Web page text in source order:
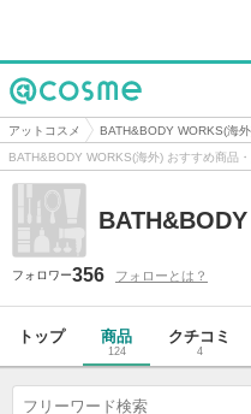
@cosme
アットコスメ BATH&BODY WORKS(海
BATH&BODY WORKS(海外) おすすめ商品
フォロワー356 フォローとは？
トップ 商品
124
クチコミ
4